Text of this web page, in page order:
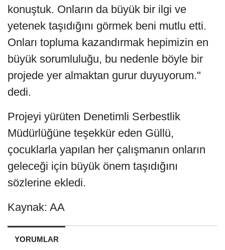
konuştuk. Onların da büyük bir ilgi ve
yetenek taşıdığını görmek beni mutlu etti.
Onları topluma kazandırmak hepimizin en
büyük sorumluluğu, bu nedenle böyle bir
projede yer almaktan gurur duyuyorum."
dedi.
Projeyi yürüten Denetimli Serbestlik
Müdürlüğüne teşekkür eden Güllü,
çocuklarla yapılan her çalışmanın onların
geleceği için büyük önem taşıdığını
sözlerine ekledi.
Kaynak: AA
YORUMLAR